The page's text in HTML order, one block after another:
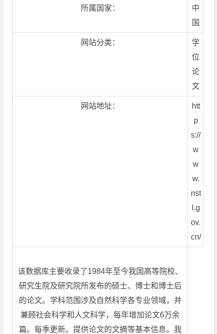
所属国家：
中
国
网站分类：
学
位
论
文
网站地址：
htt
p
s://
w
w
w.
nst
l.g
ov.
cn/
该数据库主要收录了1984年至今我国高等院校、
研究生院及研究院所发布的硕士、博士和博士后
的论文。学科范围涉及自然科学各专业领域，并
兼顾社会科学和人文科学，每年增加论文6万余
篇。每季更新。提供论文的文摘等基本信息。我